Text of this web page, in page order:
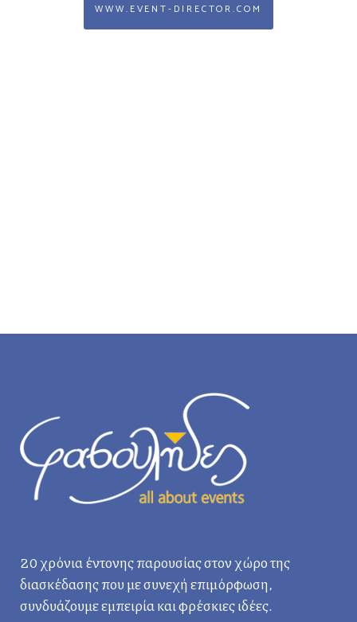
WWW.EVENT-DIRECTOR.COM
20 χρόνια έντονης παρουσίας στον χώρο της
διασκέδασης που με συνεχή επιμόρφωση,
συνδυάζουμε εμπειρία και φρέσκιες ιδέες.